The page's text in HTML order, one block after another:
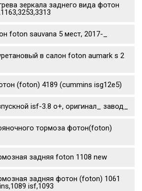
зеркала заднего вида фотон
foton sauvana 5 мест, 2017-_
в салон foton aumark s 2
(foton) 4189 (cummins isg12e5)
isf-3.8 о+, оригинал_ завод_
тормоза фотон(foton)
задняя foton 1108 new
задняя фотон (foton) 1061
isf,1093